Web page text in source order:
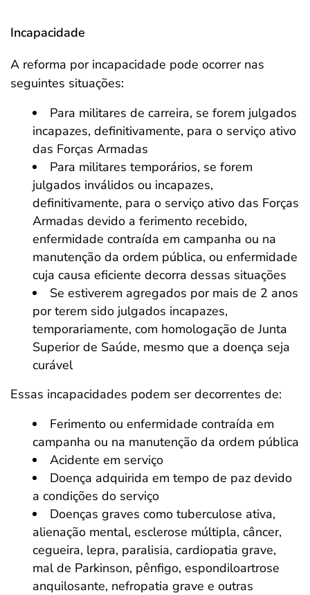
Incapacidade
A reforma por incapacidade pode ocorrer nas
seguintes situações:
Para militares de carreira, se forem julgados
incapazes, definitivamente, para o serviço ativo
das Forças Armadas
Para militares temporários, se forem
julgados inválidos ou incapazes,
definitivamente, para o serviço ativo das Forças
Armadas devido a ferimento recebido,
enfermidade contraída em campanha ou na
manutenção da ordem pública, ou enfermidade
cuja causa eficiente decorra dessas situações
Se estiverem agregados por mais de 2 anos
por terem sido julgados incapazes,
temporariamente, com homologação de Junta
Superior de Saúde, mesmo que a doença seja
curável
Essas incapacidades podem ser decorrentes de:
Ferimento ou enfermidade contraída em
campanha ou na manutenção da ordem pública
Acidente em serviço
Doença adquirida em tempo de paz devido
a condições do serviço
Doenças graves como tuberculose ativa,
alienação mental, esclerose múltipla, câncer,
cegueira, lepra, paralisia, cardiopatia grave,
mal de Parkinson, pênfigo, espondiloartrose
anquilosante, nefropatia grave e outras